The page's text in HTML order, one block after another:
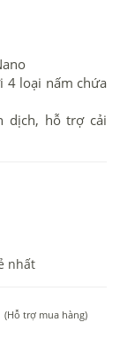
4 loại nấm chứa
dịch, hỗ trợ cải
nhất
(Hỗ trợ mua hàng)